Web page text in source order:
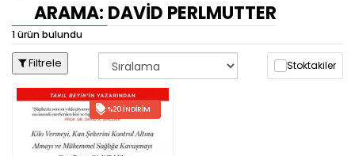
ARAMA: DAVID PERLMUTTER
1 ürün bulundu
Filtrele Stoktakiler
%20 İNDIRIM